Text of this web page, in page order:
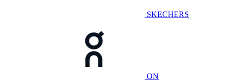
SKECHERS
ON